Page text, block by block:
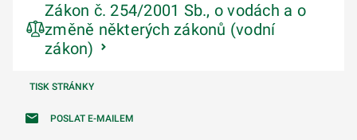
Zákon č. 254/2001 Sb., o vodách a o
změně některých zákonů (vodní
zákon)
TISK STRÁNKY
POSLAT E-MAILEM